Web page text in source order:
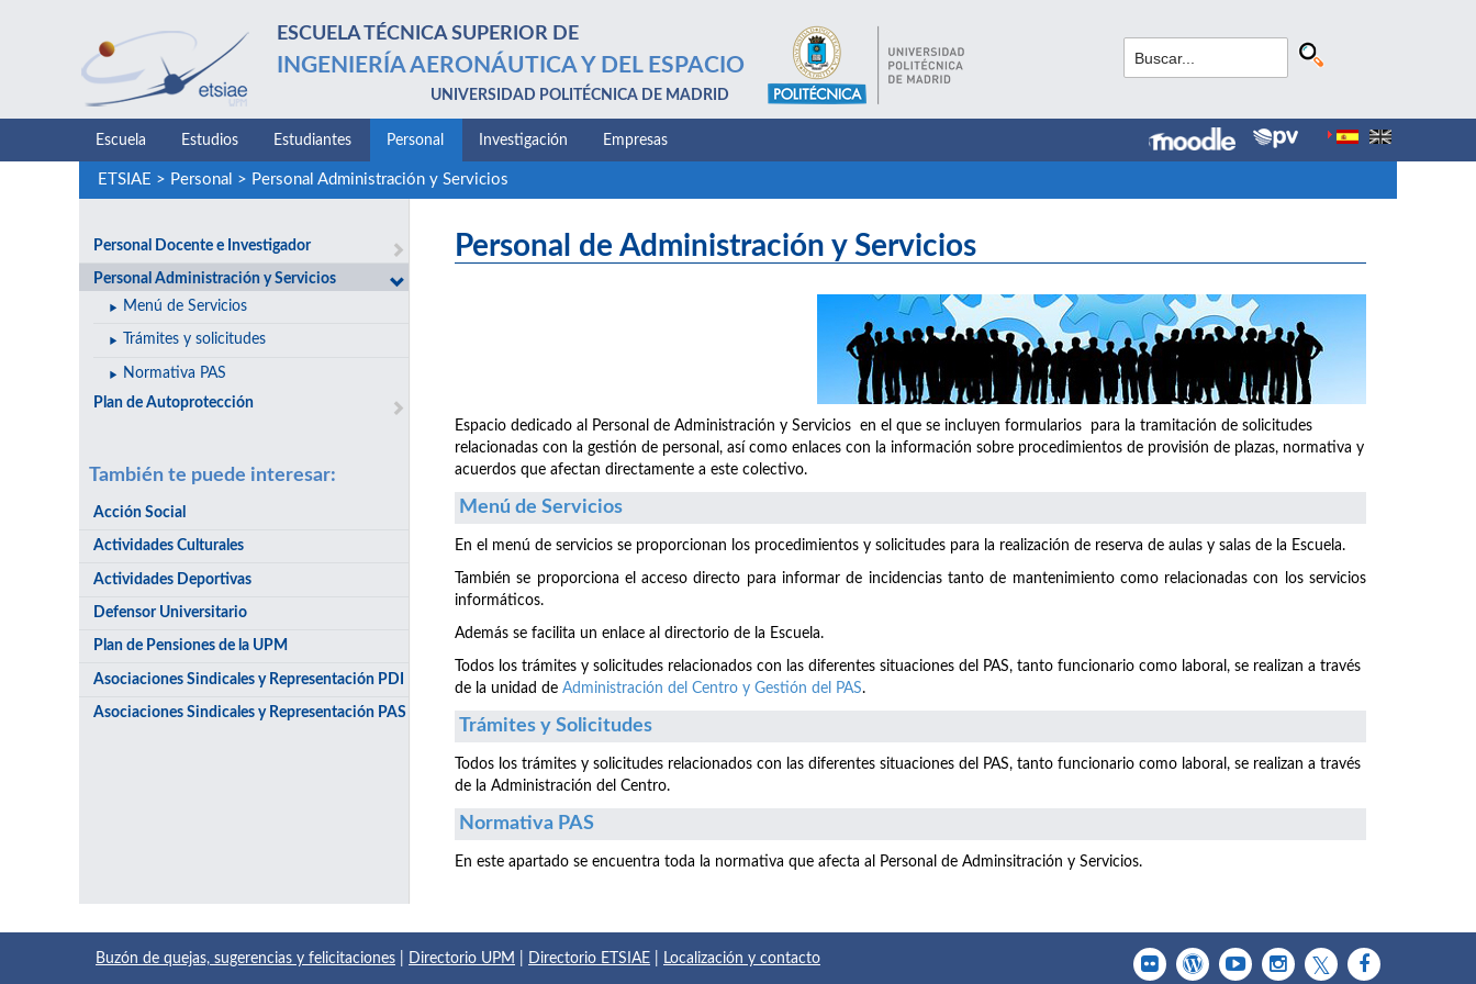
ESCUELA TÉCNICA SUPERIOR DE
INGENIERÍA AERONÁUTICA Y DEL ESPACIO
UNIVERSIDAD POLITÉCNICA DE MADRID
Escuela Estudios Estudiantes Personal Investigación Empresas
ETSIAE > Personal > Personal Administración y Servicios
Personal Docente e Investigador
Personal Administración y Servicios
Menú de Servicios
Trámites y solicitudes
Normativa PAS
Plan de Autoprotección
También te puede interesar:
Acción Social
Actividades Culturales
Actividades Deportivas
Defensor Universitario
Plan de Pensiones de la UPM
Asociaciones Sindicales y Representación PDI
Asociaciones Sindicales y Representación PAS
Personal de Administración y Servicios
Espacio dedicado al Personal de Administración y Servicios en el que se incluyen formularios para la tramitación de solicitudes
relacionadas con la gestión de personal, así como enlaces con la información sobre procedimientos de provisión de plazas, normativa y
acuerdos que afectan directamente a este colectivo.
Menú de Servicios
En el menú de servicios se proporcionan los procedimientos y solicitudes para la realización de reserva de aulas y salas de la Escuela.
También se proporciona el acceso directo para informar de incidencias tanto de mantenimiento como relacionadas con los servicios
informáticos.
Además se facilita un enlace al directorio de la Escuela.
Todos los trámites y solicitudes relacionados con las diferentes situaciones del PAS, tanto funcionario como laboral, se realizan a través
de la unidad de Administración del Centro y Gestión del PAS.
Trámites y Solicitudes
Todos los trámites y solicitudes relacionados con las diferentes situaciones del PAS, tanto funcionario como laboral, se realizan a través
de la Administración del Centro.
Normativa PAS
En este apartado se encuentra toda la normativa que afecta al Personal de Adminsitración y Servicios.
Buzón de quejas, sugerencias y felicitaciones Directorio UPM Directorio ETSIAE Localización y contacto